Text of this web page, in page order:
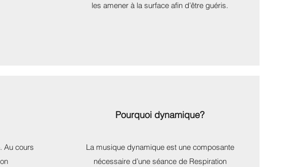
les amener à la surface afin d’être guéris.
Au cours
Pourquoi dynamique?
La musique dynamique est une composante
nécessaire d’une séance de Respiration